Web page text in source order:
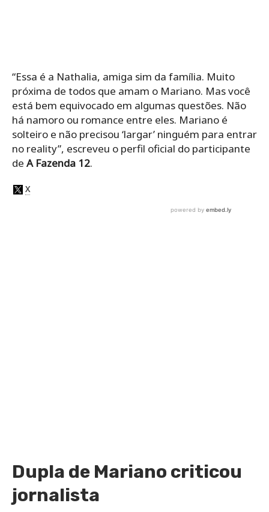
“Essa é a Nathalia, amiga sim da família. Muito
próxima de todos que amam o Mariano. Mas você
está bem equivocado em algumas questões. Não
há namoro ou romance entre eles. Mariano é
solteiro e não precisou ‘largar’ ninguém para entrar
no reality”, escreveu o perfil oficial do participante
de A Fazenda 12.
Dupla de Mariano criticou
jornalista